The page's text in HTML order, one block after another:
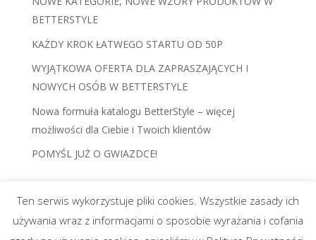
BETTERSTYLE
KAŻDY KROK ŁATWEGO STARTU OD 50P
WYJĄTKOWA OFERTA DLA ZAPRASZAJĄCYCH I
NOWYCH OSÓB W BETTERSTYLE
Nowa formuła katalogu BetterStyle – więcej
możliwości dla Ciebie i Twoich klientów
POMYŚL JUŻ O GWIAZDCE!
Ten serwis wykorzystuje pliki cookies. Wszystkie zasady ich
używania wraz z informacjami o sposobie wyrażania i cofania